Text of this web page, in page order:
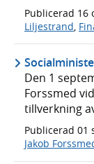
Publicerad 16
Liljestrand
Den 1
Forssmed
tillverkning
Publicerad 01
Jakob